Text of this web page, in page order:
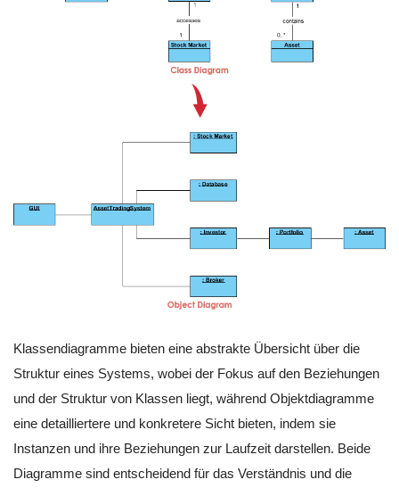
Klassendiagramme bieten eine abstrakte Übersicht über die
Struktur eines Systems, wobei der Fokus auf den Beziehungen
und der Struktur von Klassen liegt, während Objektdiagramme
eine detailliertere und konkretere Sicht bieten, indem sie
Instanzen und ihre Beziehungen zur Laufzeit darstellen. Beide
Diagramme sind entscheidend für das Verständnis und die